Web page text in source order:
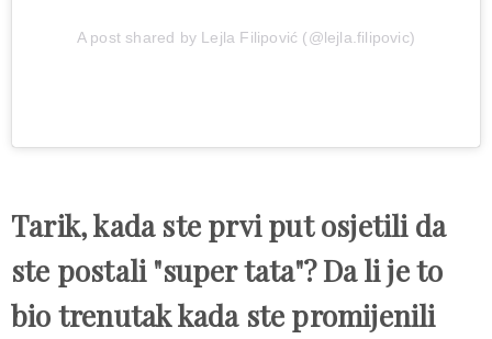
A post shared by Lejla Filipović (@lejla.filipovic)
Tarik, kada ste prvi put osjetili da
ste postali "super tata"? Da li je to
bio trenutak kada ste promijenili